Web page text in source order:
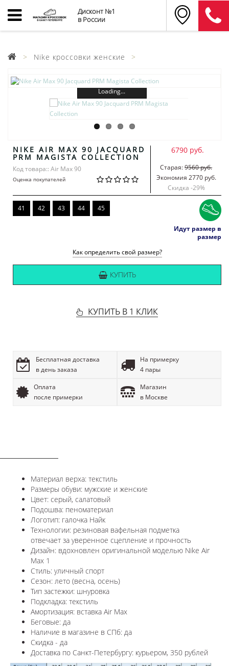
Дисконт №1
в России
Nike кроссовки женские
Loading...
NIKE AIR MAX 90 JACQUARD
PRM MAGISTA COLLECTION
Код товара:: Air Max 90
Оценка покупателей
6790 руб.
Старая:9560 руб.
Экономия 2770 руб.
Скидка -29%
41 42 43 44 45
Идут размер в
размер
Как определить свой размер?
КУПИТЬ
КУПИТЬ В 1 КЛИК
Бесплатная доставка
в день заказа
На примерку
4 пары
Оплата
после примерки
Магазин
в Москве
Материал верха: текстиль
Размеры обуви: мужские и женские
Цвет: серый, салатовый
Подошва: пеноматериал
Логотип: галочка Найк
Технологии: резиновая вафельная подметка
отвечает за уверенное сцепление и прочность
Дизайн: вдохновлен оригинальной моделью Nike Air
Max 1
Стиль: уличный спорт
Сезон: лето (весна, осень)
Тип застежки: шнуровка
Подкладка: текстиль
Амортизация: вставка Air Max
Беговые: да
Наличие в магазине в СПб: да
Скидка - да
Доставка по Санкт-Петербургу: курьером, 350 рублей